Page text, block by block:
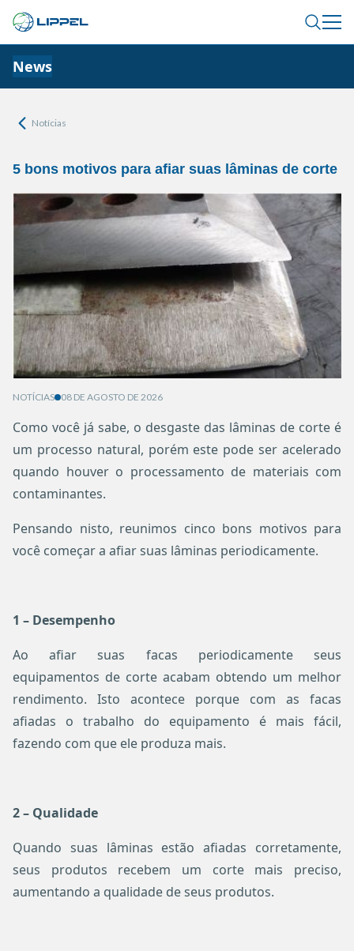
News
Notícias
5 bons motivos para afiar suas lâminas de corte
NOTÍCIAS 08 DE AGOSTO DE 2026
Como você já sabe, o desgaste das lâminas de corte é
um processo natural, porém este pode ser acelerado
quando houver o processamento de materiais com
contaminantes.
Pensando nisto, reunimos cinco bons motivos para
você começar a afiar suas lâminas periodicamente.
1 – Desempenho
Ao afiar suas facas periodicamente seus
equipamentos de corte acabam obtendo um melhor
rendimento. Isto acontece porque com as facas
afiadas o trabalho do equipamento é mais fácil,
fazendo com que ele produza mais.
2 – Qualidade
Quando suas lâminas estão afiadas corretamente,
seus produtos recebem um corte mais preciso,
aumentando a qualidade de seus produtos.